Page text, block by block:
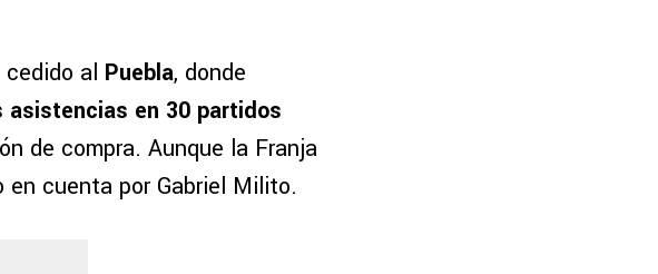
al Puebla, donde
en 30 partidos
de compra. Aunque la Franja
cuenta por Gabriel Milito.